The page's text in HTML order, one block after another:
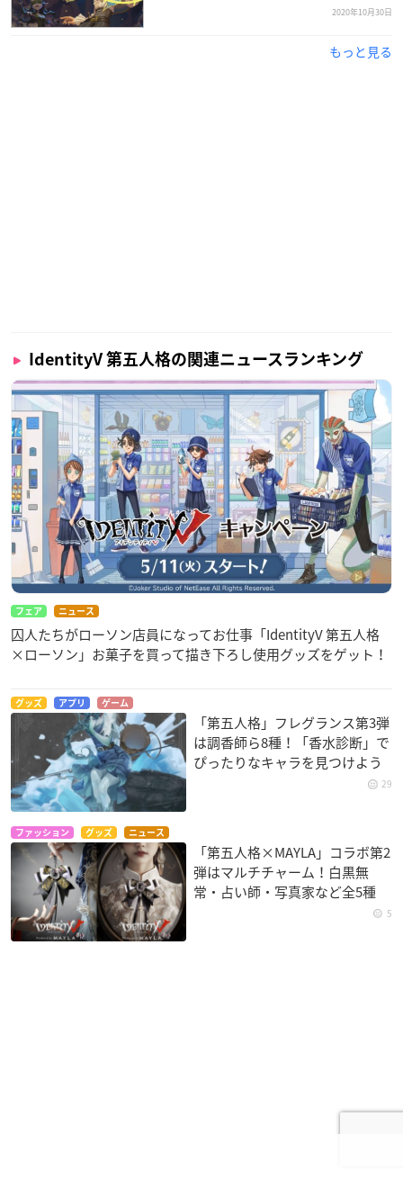
2020年10月30日
もっと見る
IdentityV 第五人格の関連ニュースランキング
フェア ニュース
囚人たちがローソン店員になってお仕事「IdentityV 第五人格
×ローソン」お菓子を買って描き下ろし使用グッズをゲット！
グッズ アプリ ゲーム
「第五人格」フレグランス第3弾
は調香師ら8種！「香水診断」で
ぴったりなキャラを見つけよう
29
ファッション グッズ ニュース
「第五人格×MAYLA」コラボ第2
弾はマルチチャーム！白黒無
常・占い師・写真家など全5種
5